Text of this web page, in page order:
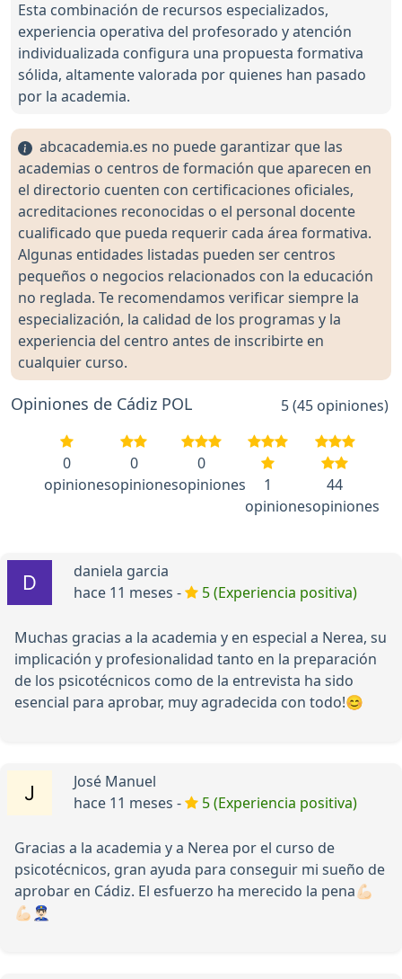
Esta combinación de recursos especializados,
experiencia operativa del profesorado y atención
individualizada configura una propuesta formativa
sólida, altamente valorada por quienes han pasado
por la academia.
abcacademia.es no puede garantizar que las
academias o centros de formación que aparecen en
el directorio cuenten con certificaciones oficiales,
acreditaciones reconocidas o el personal docente
cualificado que pueda requerir cada área formativa.
Algunas entidades listadas pueden ser centros
pequeños o negocios relacionados con la educación
no reglada. Te recomendamos verificar siempre la
especialización, la calidad de los programas y la
experiencia del centro antes de inscribirte en
cualquier curso.
Opiniones de Cádiz POL 5 (45 opiniones)
0
opiniones
0
opiniones
0
opiniones
1
opiniones
44
opiniones
daniela garcia
hace 11 meses -
5 (Experiencia positiva)
Muchas gracias a la academia y en especial a Nerea, su
implicación y profesionalidad tanto en la preparación
de los psicotécnicos como de la entrevista ha sido
esencial para aprobar, muy agradecida con todo!😊
José Manuel
hace 11 meses -
5 (Experiencia positiva)
Gracias a la academia y a Nerea por el curso de
psicotécnicos, gran ayuda para conseguir mi sueño de
aprobar en Cádiz. El esfuerzo ha merecido la pena💪🏻
💪🏻👮🏻‍♂️